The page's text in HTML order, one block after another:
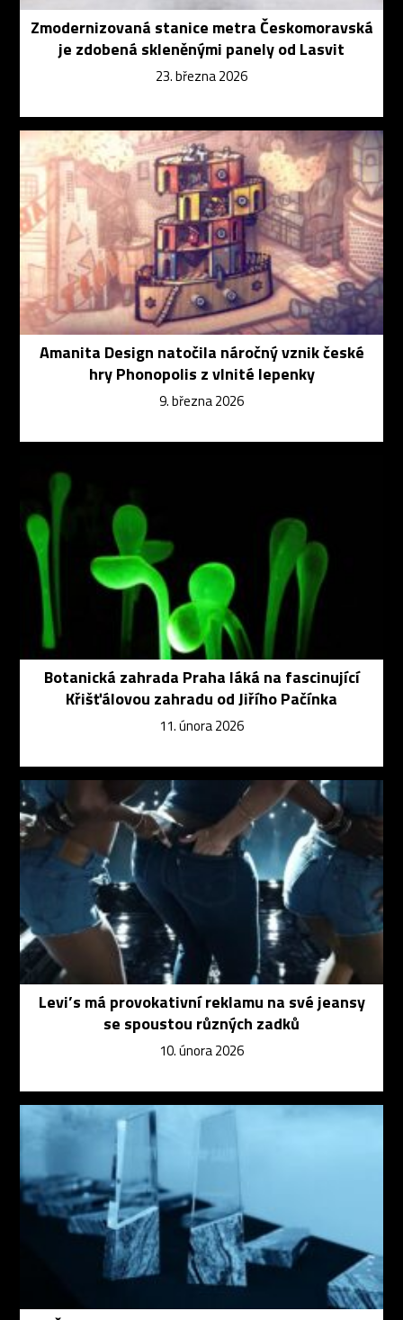
Zmodernizovaná stanice metra Českomoravská
je zdobená skleněnými panely od Lasvit
23. března 2026
Amanita Design natočila náročný vznik české
hry Phonopolis z vlnité lepenky
9. března 2026
Botanická zahrada Praha láká na fascinující
Křišťálovou zahradu od Jiřího Pačínka
11. února 2026
Levi’s má provokativní reklamu na své jeansy
se spoustou různých zadků
10. února 2026